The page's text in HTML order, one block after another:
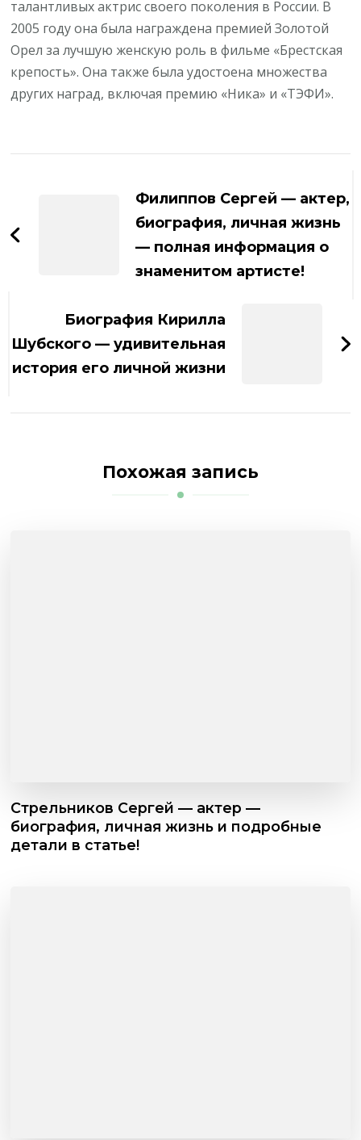
талантливых актрис своего поколения в России. В
2005 году она была награждена премией Золотой
Орел за лучшую женскую роль в фильме «Брестская
крепость». Она также была удостоена множества
других наград, включая премию «Ника» и «ТЭФИ».
записям
Филиппов Сергей — актер,
биография, личная жизнь
— полная информация о
знаменитом артисте!
Биография Кирилла
Шубского — удивительная
история его личной жизни
Похожая запись
Стрельников Сергей — актер —
биография, личная жизнь и подробные
детали в статье!